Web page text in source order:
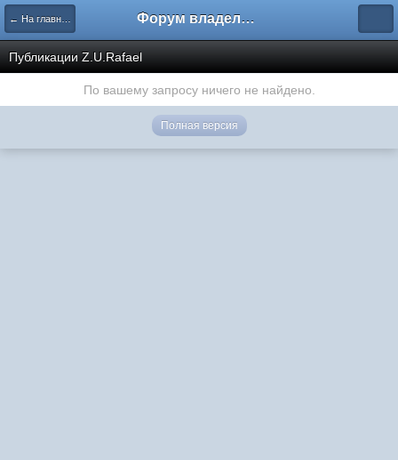
← На главную Форум владельцев интернет-магазинов
Публикации Z.U.Rafael
По вашему запросу ничего не найдено.
Полная версия